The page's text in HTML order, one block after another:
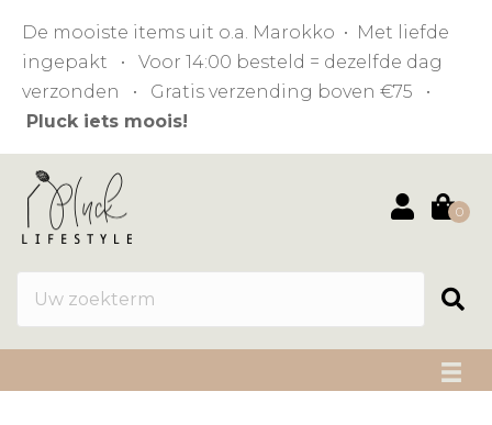
De mooiste items uit o.a. Marokko • Met liefde
ingepakt • Voor 14:00 besteld = dezelfde dag
verzonden • Gratis verzending boven €75 •
Pluck iets moois!
0